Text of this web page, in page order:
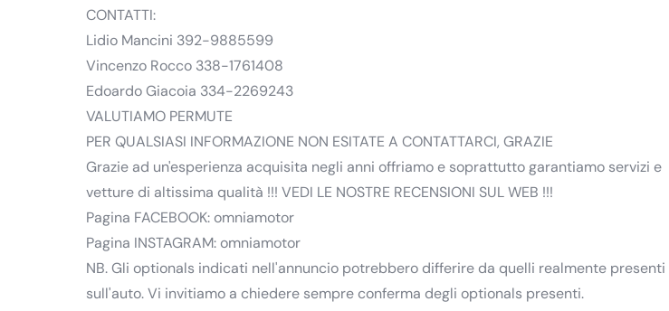
CONTATTI:
Lidio Mancini 392-9885599
Vincenzo Rocco 338-1761408
Edoardo Giacoia 334-2269243
VALUTIAMO PERMUTE
PER QUALSIASI INFORMAZIONE NON ESITATE A CONTATTARCI, GRAZIE
Grazie ad un'esperienza acquisita negli anni offriamo e soprattutto garantiamo servizi e
vetture di altissima qualità !!! VEDI LE NOSTRE RECENSIONI SUL WEB !!!
Pagina FACEBOOK: omniamotor
Pagina INSTAGRAM: omniamotor
NB. Gli optionals indicati nell'annuncio potrebbero differire da quelli realmente presenti
sull'auto. Vi invitiamo a chiedere sempre conferma degli optionals presenti.